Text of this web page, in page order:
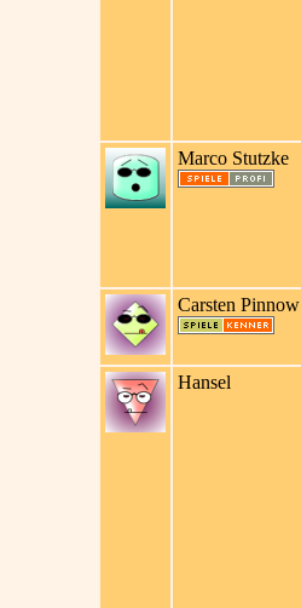
Marco Stutzke
Carsten Pinnow
Hansel